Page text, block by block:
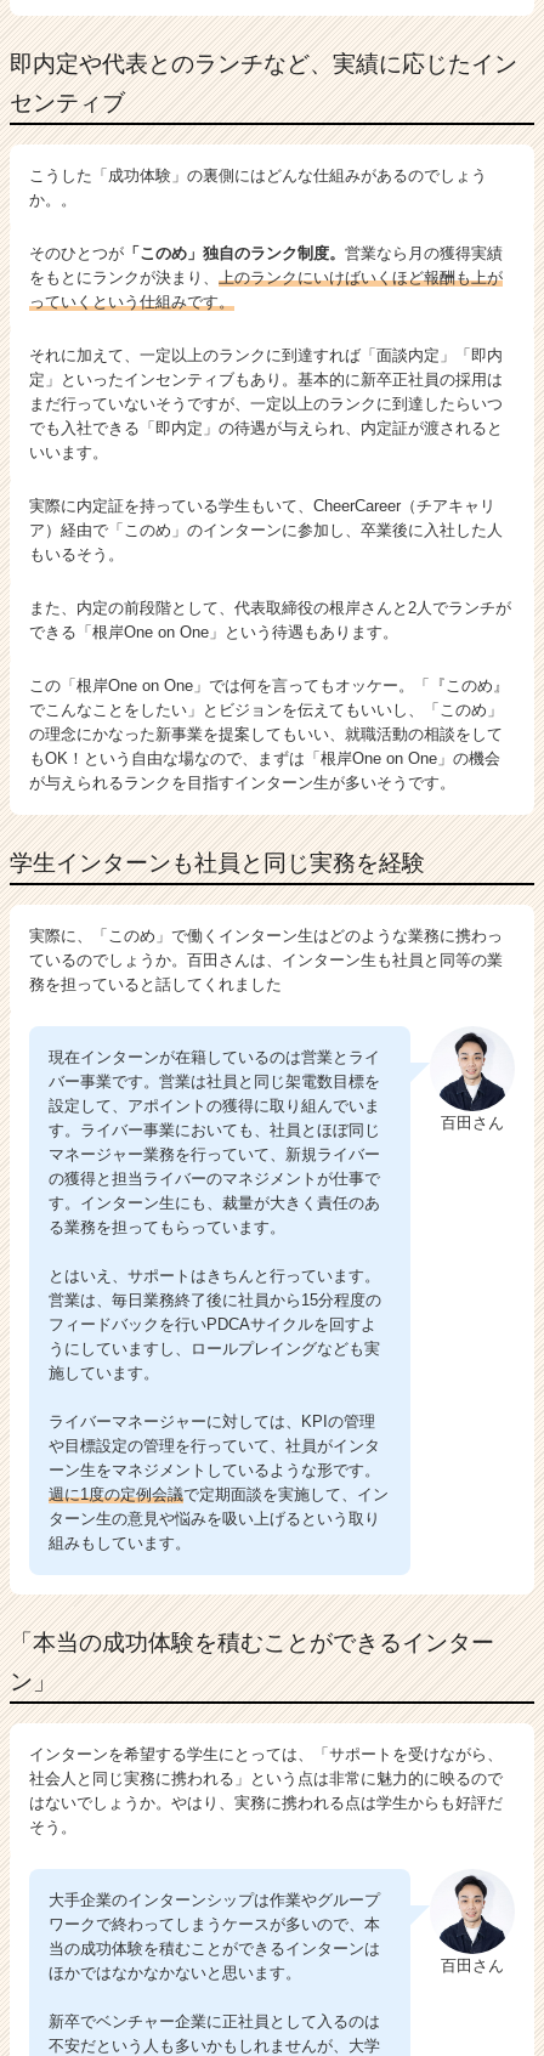
即内定や代表とのランチなど、実績に応じたイン
センティブ
こうした「成功体験」の裏側にはどんな仕組みがあるのでしょう
か。。
そのひとつが 「このめ」独自のランク制度。 営業なら月の獲得実績
をもとにランクが決まり、 上のランクにいけばいくほど報酬も上が
っていくという仕組みです。
それに加えて、一定以上のランクに到達すれば「面談内定」「即内
定」といったインセンティブもあり。基本的に新卒正社員の採用は
まだ行っていないそうですが、一定以上のランクに到達したらいつ
でも入社できる「即内定」の待遇が与えられ、内定証が渡されると
いいます。
実際に内定証を持っている学生もいて、CheerCareer（チアキャリ
ア）経由で「このめ」のインターンに参加し、卒業後に入社した人
もいるそう。
また、内定の前段階として、代表取締役の根岸さんと2人でランチが
できる「根岸One on One」という待遇もあります。
この「根岸One on One」では何を言ってもオッケー。「『このめ』
でこんなことをしたい」とビジョンを伝えてもいいし、「このめ」
の理念にかなった新事業を提案してもいい、就職活動の相談をして
もOK！という自由な場なので、まずは「根岸One on One」の機会
が与えられるランクを目指すインターン生が多いそうです。
学生インターンも社員と同じ実務を経験
実際に、「このめ」で働くインターン生はどのような業務に携わっ
ているのでしょうか。百田さんは、インターン生も社員と同等の業
務を担っていると話してくれました
百田さん
現在インターンが在籍しているのは営業とライ
バー事業です。営業は社員と同じ架電数目標を
設定して、アポイントの獲得に取り組んでいま
す。ライバー事業においても、社員とほぼ同じ
マネージャー業務を行っていて、新規ライバー
の獲得と担当ライバーのマネジメントが仕事で
す。インターン生にも、裁量が大きく責任のあ
る業務を担ってもらっています。
とはいえ、サポートはきちんと行っています。
営業は、毎日業務終了後に社員から15分程度の
フィードバックを行いPDCAサイクルを回すよ
うにしていますし、ロールプレイングなども実
施しています。
ライバーマネージャーに対しては、KPIの管理
や目標設定の管理を行っていて、社員がインタ
ーン生をマネジメントしているような形です。
週に1度の定例会議で定期面談を実施して、イン
ターン生の意見や悩みを吸い上げるという取り
組みもしています。
「本当の成功体験を積むことができるインター
ン」
インターンを希望する学生にとっては、「サポートを受けながら、
社会人と同じ実務に携われる」という点は非常に魅力的に映るので
はないでしょうか。やはり、実務に携われる点は学生からも好評だ
そう。
百田さん
大手企業のインターンシップは作業やグループ
ワークで終わってしまうケースが多いので、本
当の成功体験を積むことができるインターンは
ほかではなかなかないと思います。
新卒でベンチャー企業に正社員として入るのは
不安だという人も多いかもしれませんが、大学